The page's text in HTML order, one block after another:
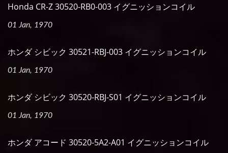
Honda CR-Z 30520-RB0-003 イグニッションコイル
01 Jan, 1970
ホンダ シビック 30521-RBJ-003 イグニッションコイル
01 Jan, 1970
ホンダ シビック 30520-RBJ-S01 イグニッションコイル
01 Jan, 1970
ホンダ アコード 30520-5A2-A01 イグニッションコイル